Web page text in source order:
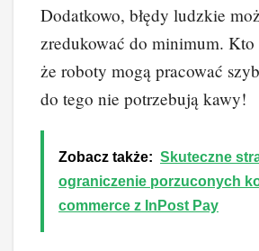
Dodatkowo, błędy ludzkie
zredukować do minimum. Kto
że roboty mogą pracować
do tego nie potrzebują kawy!
Zobacz także: Skuteczne
ograniczenie porzuconych
commerce z InPost Pay